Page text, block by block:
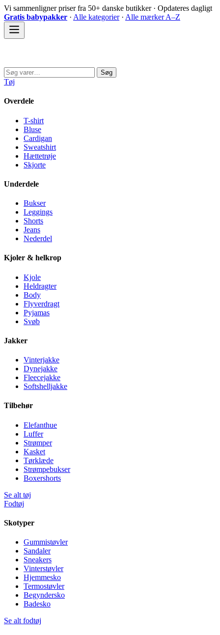
Spring
til
indhold
Vi sammenligner priser fra 50+ danske butikker · Opdateres dagligt
Gratis babypakker · Alle kategorier· Alle mærker A–Z
Søg
efter:
Søg
Tøj
Overdele
T-shirt
Bluse
Cardigan
Sweatshirt
Hættetrøje
Skjorte
Underdele
Bukser
Leggings
Shorts
Jeans
Nederdel
Kjoler & helkrop
Kjole
Heldragter
Body
Flyverdragt
Pyjamas
Svøb
Jakker
Vinterjakke
Dynejakke
Fleecejakke
Softshelljakke
Tilbehør
Elefanthue
Luffer
Strømper
Kasket
Tørklæde
Strømpebukser
Boxershorts
Se alt tøj
Fodtøj
Skotyper
Gummistøvler
Sandaler
Sneakers
Vinterstøvler
Hjemmesko
Termostøvler
Begyndersko
Badesko
Se alt fodtøj